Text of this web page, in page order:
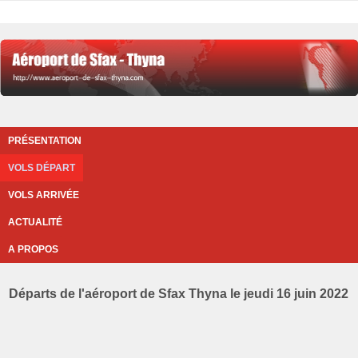
PRÉSENTATION
VOLS DÉPART
VOLS ARRIVÉE
ACTUALITÉ
A PROPOS
Départs de l'aéroport de Sfax Thyna le jeudi 16 juin 2022